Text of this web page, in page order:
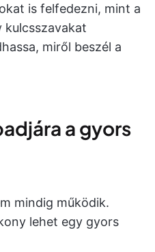
is felfedezni, mint a
kulcsszavakat
miről beszél a
a gyors
mindig működik.
lehet egy gyors